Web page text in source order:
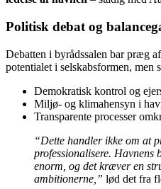
Politisk debat og
Debatten i byrådssalen bar præg
potentialet i selskabsformen, men
Demokratisk kontrol og
Miljø- og klimahensyn i
Transparente processer
“Dette handler ikke om at
professionalisere. Havnens
enorm, og det kræver en
ambitionerne,” lød det fra